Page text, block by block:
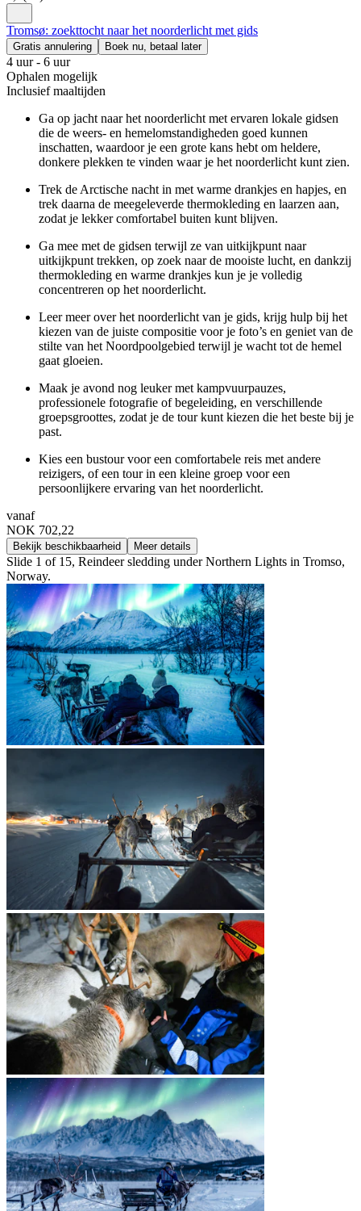
Tromsø: zoekttocht naar het noorderlicht met gids
Gratis annulering Boek nu, betaal later
4 uur - 6 uur
Ophalen mogelijk
Inclusief maaltijden
Ga op jacht naar het noorderlicht met ervaren lokale gidsen
die de weers- en hemelomstandigheden goed kunnen
inschatten, waardoor je een grote kans hebt om heldere,
donkere plekken te vinden waar je het noorderlicht kunt zien.
Trek de Arctische nacht in met warme drankjes en hapjes, en
trek daarna de meegeleverde thermokleding en laarzen aan,
zodat je lekker comfortabel buiten kunt blijven.
Ga mee met de gidsen terwijl ze van uitkijkpunt naar
uitkijkpunt trekken, op zoek naar de mooiste lucht, en dankzij
thermokleding en warme drankjes kun je je volledig
concentreren op het noorderlicht.
Leer meer over het noorderlicht van je gids, krijg hulp bij het
kiezen van de juiste compositie voor je foto’s en geniet van de
stilte van het Noordpoolgebied terwijl je wacht tot de hemel
gaat gloeien.
Maak je avond nog leuker met kampvuurpauzes,
professionele fotografie of begeleiding, en verschillende
groepsgroottes, zodat je de tour kunt kiezen die het beste bij je
past.
Kies een bustour voor een comfortabele reis met andere
reizigers, of een tour in een kleine groep voor een
persoonlijkere ervaring van het noorderlicht.
vanaf
NOK 702,22
Bekijk beschikbaarheid Meer details
Slide 1 of 15, Reindeer sledding under Northern Lights in Tromso,
Norway.